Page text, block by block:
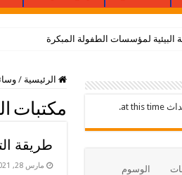
البيئية لمؤسسات الطفولة المبكرة
الرئيسية /
مكتبات
طريقة
مارس 28, 2021 الوسوم